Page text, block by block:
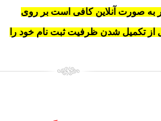
به صورت آنلاین کافی است بر روی
از تکمیل شدن ظرفیت ثبت نام خود را